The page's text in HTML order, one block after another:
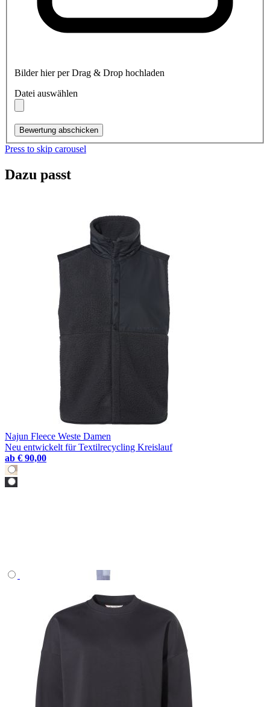
Bilder hier per Drag & Drop hochladen
Datei auswählen
Bewertung abschicken
Press to skip carousel
Dazu passt
Najun Fleece Weste Damen
Neu entwickelt für Textilrecycling Kreislauf
ab € 90,00